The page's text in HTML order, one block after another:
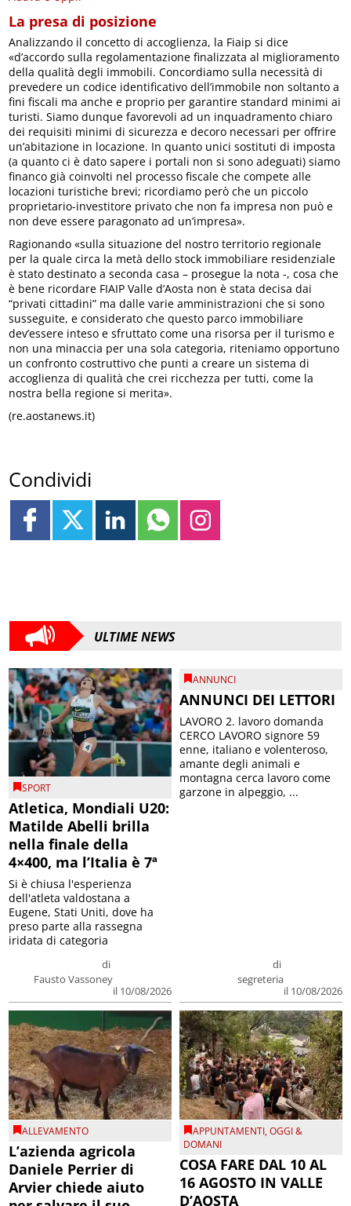
La presa di posizione
Analizzando il concetto di accoglienza, la Fiaip si dice
«d’accordo sulla regolamentazione finalizzata al miglioramento
della qualità degli immobili. Concordiamo sulla necessità di
prevedere un codice identificativo dell’immobile non soltanto a
fini fiscali ma anche e proprio per garantire standard minimi ai
turisti. Siamo dunque favorevoli ad un inquadramento chiaro
dei requisiti minimi di sicurezza e decoro necessari per offrire
un’abitazione in locazione. In quanto unici sostituti di imposta
(a quanto ci è dato sapere i portali non si sono adeguati) siamo
financo già coinvolti nel processo fiscale che compete alle
locazioni turistiche brevi; ricordiamo però che un piccolo
proprietario-investitore privato che non fa impresa non può e
non deve essere paragonato ad un’impresa».
Ragionando «sulla situazione del nostro territorio regionale
per la quale circa la metà dello stock immobiliare residenziale
è stato destinato a seconda casa – prosegue la nota -, cosa che
è bene ricordare FIAIP Valle d’Aosta non è stata decisa dai
“privati cittadini” ma dalle varie amministrazioni che si sono
susseguite, e considerato che questo parco immobiliare
dev’essere inteso e sfruttato come una risorsa per il turismo e
non una minaccia per una sola categoria, riteniamo opportuno
un confronto costruttivo che punti a creare un sistema di
accoglienza di qualità che crei ricchezza per tutti, come la
nostra bella regione si merita».
(re.aostanews.it)
Condividi
ULTIME NEWS
SPORT
Atletica, Mondiali U20:
Matilde Abelli brilla
nella finale della
4×400, ma l’Italia è 7ª
di
Fausto Vassoney
il 10/08/2026
Si è chiusa l'esperienza
dell'atleta valdostana a
Eugene, Stati Uniti, dove ha
preso parte alla rassegna
iridata di categoria
ANNUNCI
ANNUNCI DEI LETTORI
di
segreteria
il 10/08/2026
LAVORO 2. lavoro domanda
CERCO LAVORO signore 59
enne, italiano e volenteroso,
amante degli animali e
montagna cerca lavoro come
garzone in alpeggio, ...
ALLEVAMENTO
L’azienda agricola
Daniele Perrier di
Arvier chiede aiuto
APPUNTAMENTI,OGGI &
DOMANI
COSA FARE DAL 10 AL
16 AGOSTO IN VALLE
D’AOSTA